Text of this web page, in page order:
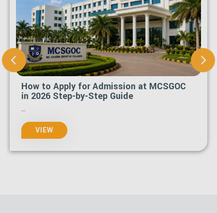
How to Apply for Admission at MCSGOC
in 2026 Step-by-Step Guide
VIEW